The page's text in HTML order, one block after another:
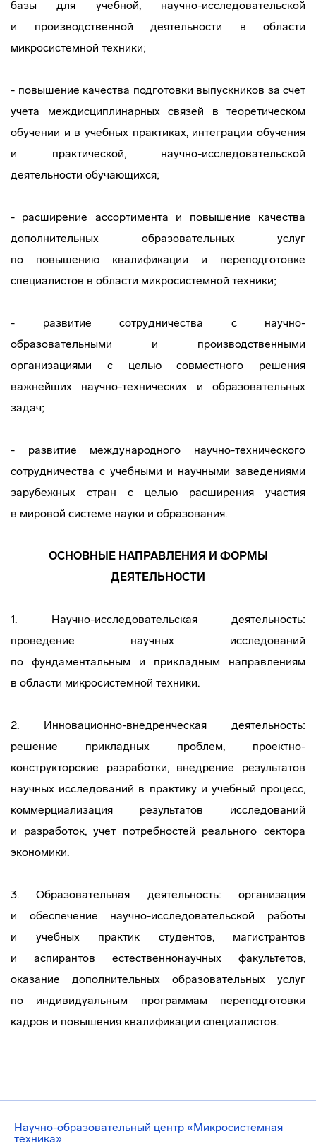
Научно-образовательный центр «Микросистемная
техника»
базы для учебной, научно-исследовательской
и производственной деятельности в области
микросистемной техники;
- повышение качества подготовки выпускников за счет
учета междисциплинарных связей в теоретическом
обучении и в учебных практиках, интеграции обучения
и практической, научно-исследовательской
деятельности обучающихся;
- расширение ассортимента и повышение качества
дополнительных образовательных услуг
по повышению квалификации и переподготовке
специалистов в области микросистемной техники;
- развитие сотрудничества с научно-
образовательными и производственными
организациями с целью совместного решения
важнейших научно-технических и образовательных
задач;
- развитие международного научно-технического
сотрудничества с учебными и научными заведениями
зарубежных стран с целью расширения участия
в мировой системе науки и образования.
ОСНОВНЫЕ НАПРАВЛЕНИЯ И ФОРМЫ
ДЕЯТЕЛЬНОСТИ
1. Научно-исследовательскаядеятельность:
проведение научных исследований
по фундаментальным и прикладным направлениям
в области микросистемной техники.
2. Инновационно-внедренческая деятельность:
решение прикладных проблем, проектно-
конструкторские разработки, внедрение результатов
научных исследований в практику и учебный процесс,
коммерциализация результатов исследований
и разработок, учет потребностей реального сектора
экономики.
3. Образовательная деятельность: организация
и обеспечение научно-исследовательской работы
и учебных практик студентов, магистрантов
и аспирантов естественнонаучных факультетов,
оказание дополнительных образовательных услуг
по индивидуальным программам переподготовки
кадров и повышения квалификации специалистов.